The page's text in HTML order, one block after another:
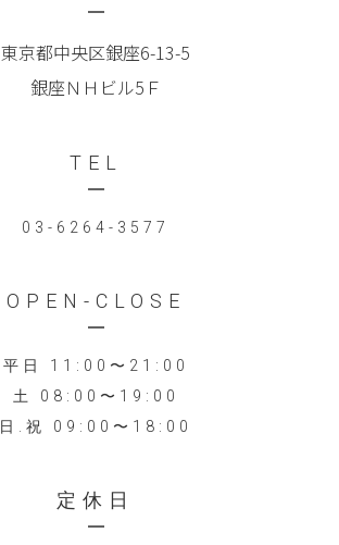
東京都中央区銀座6-13-5
銀座ＮＨビル5Ｆ
TEL
03-6264-3577
OPEN-CLOSE
平日 11:00〜21:00
土 08:00〜19:00
日.祝 09:00〜18:00
定休日